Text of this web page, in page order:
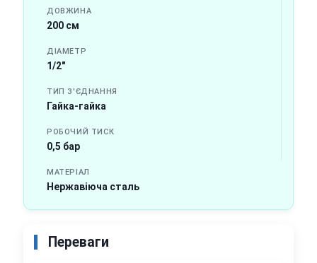
ДОВЖИНА
200 см
ДІАМЕТР
1/2"
ТИП З'ЄДНАННЯ
Гайка-гайка
РОБОЧИЙ ТИСК
0,5 бар
МАТЕРІАЛ
Нержавіюча сталь
Переваги